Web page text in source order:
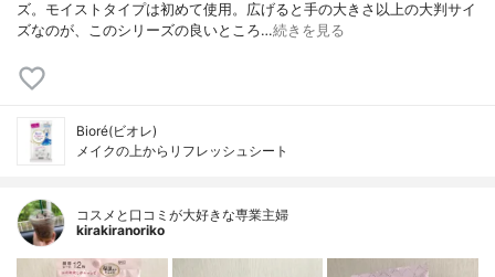
ズ。モイストタイプは初めて使用。広げると手の大きさ以上の大判サイ
ズなのが、このシリーズの良いところ…続きを見る
Bioré(ビオレ)
メイクの上からリフレッシュシート
コスメと口コミが大好きな専業主婦
kirakiranoriko